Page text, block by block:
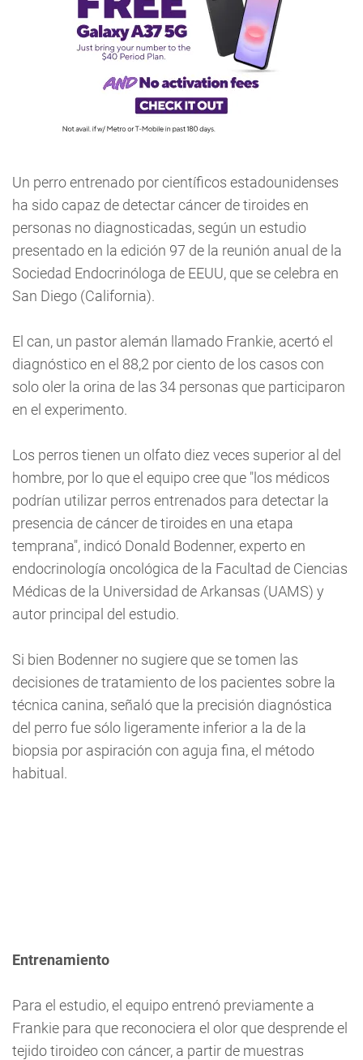
Un perro entrenado por científicos estadounidenses
ha sido capaz de detectar cáncer de tiroides en
personas no diagnosticadas, según un estudio
presentado en la edición 97 de la reunión anual de la
Sociedad Endocrinóloga de EEUU, que se celebra en
San Diego (California).
El can, un pastor alemán llamado Frankie, acertó el
diagnóstico en el 88,2 por ciento de los casos con
solo oler la orina de las 34 personas que participaron
en el experimento.
Los perros tienen un olfato diez veces superior al del
hombre, por lo que el equipo cree que "los médicos
podrían utilizar perros entrenados para detectar la
presencia de cáncer de tiroides en una etapa
temprana", indicó Donald Bodenner, experto en
endocrinología oncológica de la Facultad de Ciencias
Médicas de la Universidad de Arkansas (UAMS) y
autor principal del estudio.
Si bien Bodenner no sugiere que se tomen las
decisiones de tratamiento de los pacientes sobre la
técnica canina, señaló que la precisión diagnóstica
del perro fue sólo ligeramente inferior a la de la
biopsia por aspiración con aguja fina, el método
habitual.
Entrenamiento
Para el estudio, el equipo entrenó previamente a
Frankie para que reconociera el olor que desprende el
tejido tiroideo con cáncer, a partir de muestras